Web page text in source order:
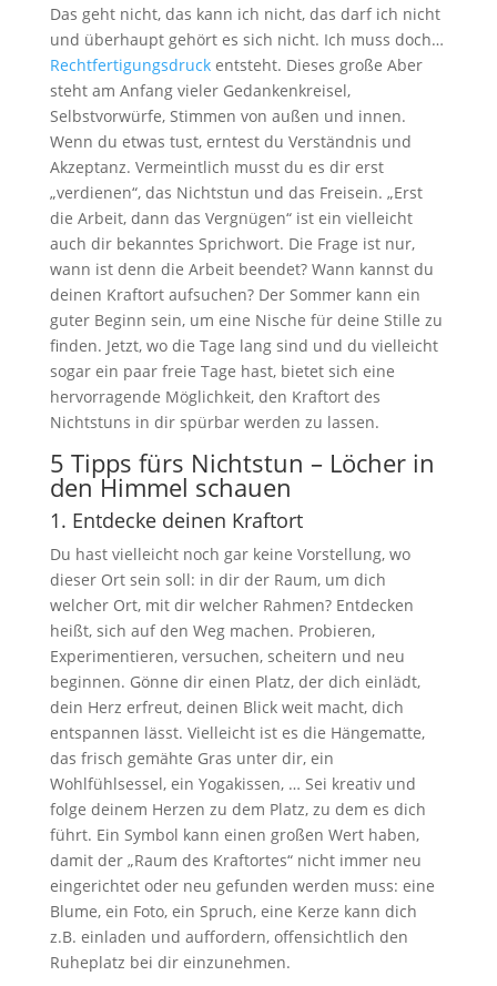
Das geht nicht, das kann ich nicht, das darf ich nicht
und überhaupt gehört es sich nicht. Ich muss doch…
Rechtfertigungsdruckentsteht. Dieses große Aber
steht am Anfang vieler Gedankenkreisel,
Selbstvorwürfe, Stimmen von außen und innen.
Wenn du etwas tust, erntest du Verständnis und
Akzeptanz. Vermeintlich musst du es dir erst
„verdienen“, das Nichtstun und das Freisein. „Erst
die Arbeit, dann das Vergnügen“ ist ein vielleicht
auch dir bekanntes Sprichwort. Die Frage ist nur,
wann ist denn die Arbeit beendet? Wann kannst du
deinen Kraftort aufsuchen? Der Sommer kann ein
guter Beginn sein, um eine Nische für deine Stille zu
finden. Jetzt, wo die Tage lang sind und du vielleicht
sogar ein paar freie Tage hast, bietet sich eine
hervorragende Möglichkeit, den Kraftort des
Nichtstuns in dir spürbar werden zu lassen.
5 Tipps fürs Nichtstun – Löcher in
den Himmel schauen
1. Entdecke deinen Kraftort
Du hast vielleicht noch gar keine Vorstellung, wo
dieser Ort sein soll: in dir der Raum, um dich
welcher Ort, mit dir welcher Rahmen? Entdecken
heißt, sich auf den Weg machen. Probieren,
Experimentieren, versuchen, scheitern und neu
beginnen. Gönne dir einen Platz, der dich einlädt,
dein Herz erfreut, deinen Blick weit macht, dich
entspannen lässt. Vielleicht ist es die Hängematte,
das frisch gemähte Gras unter dir, ein
Wohlfühlsessel, ein Yogakissen, … Sei kreativ und
folge deinem Herzen zu dem Platz, zu dem es dich
führt. Ein Symbol kann einen großen Wert haben,
damit der „Raum des Kraftortes“ nicht immer neu
eingerichtet oder neu gefunden werden muss: eine
Blume, ein Foto, ein Spruch, eine Kerze kann dich
z.B. einladen und auffordern, offensichtlich den
Ruheplatz bei dir einzunehmen.